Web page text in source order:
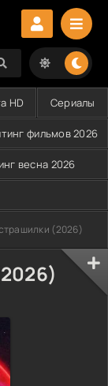
HD Сериалы
фильмов 2026
весна 2026
(2026)